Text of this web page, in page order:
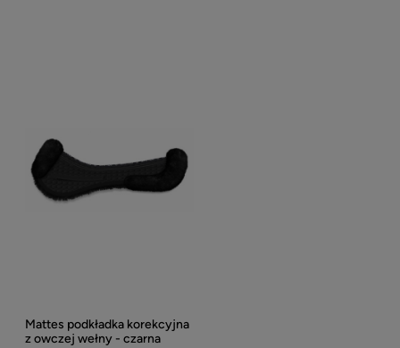
Mattes podkładka korekcyjna
z owczej wełny - czarna